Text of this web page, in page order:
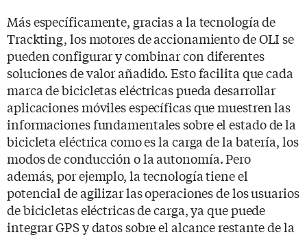
Más específicamente, gracias a la tecnología de
Trackting, los motores de accionamiento de OLI se
pueden configurar y combinar con diferentes
soluciones de valor añadido. Esto facilita que cada
marca de bicicletas eléctricas pueda desarrollar
aplicaciones móviles específicas que muestren las
informaciones fundamentales sobre el estado de la
bicicleta eléctrica como es la carga de la batería, los
modos de conducción o la autonomía. Pero
además, por ejemplo, la tecnología tiene el
potencial de agilizar las operaciones de los usuarios
de bicicletas eléctricas de carga, ya que puede
integrar GPS y datos sobre el alcance restante de la